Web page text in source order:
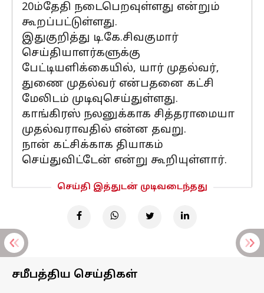
20ம்தேதி நடைபெறவுள்ளது என்றும்
கூறப்பட்டுள்ளது.
இதுகுறித்து டி.கே.சிவகுமார்
செய்தியாளர்களுக்கு
பேட்டியளிக்கையில், யார் முதல்வர்,
துணை முதல்வர் என்பதனை கட்சி
மேலிடம் முடிவுசெய்துள்ளது.
காங்கிரஸ் நலனுக்காக சித்தராமையா
முதல்வராவதில் என்ன தவறு.
நான் கட்சிக்காக தியாகம்
செய்துவிட்டேன் என்று கூறியுள்ளார்.
செய்தி இத்துடன் முடிவடைந்தது
சமீபத்திய செய்திகள்